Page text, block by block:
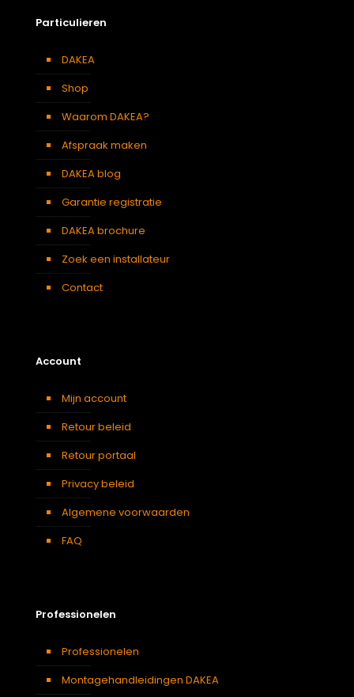
Particulieren
DAKEA
Shop
Waarom DAKEA?
Afspraak maken
DAKEA blog
Garantie registratie
DAKEA brochure
Zoek een installateur
Contact
Account
Mijn account
Retour beleid
Retour portaal
Privacy beleid
Algemene voorwaarden
FAQ
Professionelen
Professionelen
Montagehandleidingen DAKEA